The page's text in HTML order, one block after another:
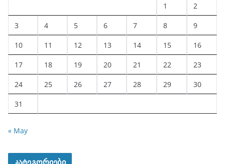
1 2
3 4 5 6 7 8 9
10 11 12 13 14 15 16
17 18 19 20 21 22 23
24 25 26 27 28 29 30
31
« May